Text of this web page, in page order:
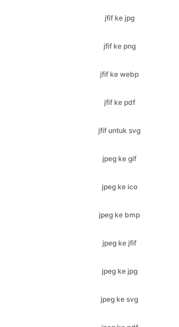
jfif ke webp
jfif ke pdf
jfif untuk svg
jpeg ke gif
jpeg ke ico
jpeg ke bmp
jpeg ke jfif
jpeg ke jpg
jpeg ke svg
jpeg ke pdf
jpeg ke png